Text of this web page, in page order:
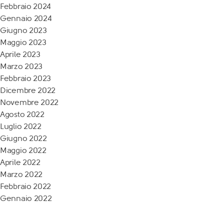
Febbraio 2024
Gennaio 2024
Giugno 2023
Maggio 2023
Aprile 2023
Marzo 2023
Febbraio 2023
Dicembre 2022
Novembre 2022
Agosto 2022
Luglio 2022
Giugno 2022
Maggio 2022
Aprile 2022
Marzo 2022
Febbraio 2022
Gennaio 2022